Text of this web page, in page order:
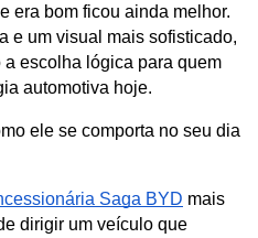
era bom ficou ainda melhor.
e um visual mais sofisticado,
escolha lógica para quem
automotiva hoje.
ele se comporta no seu dia
Saga BYD mais
dirigir um veículo que